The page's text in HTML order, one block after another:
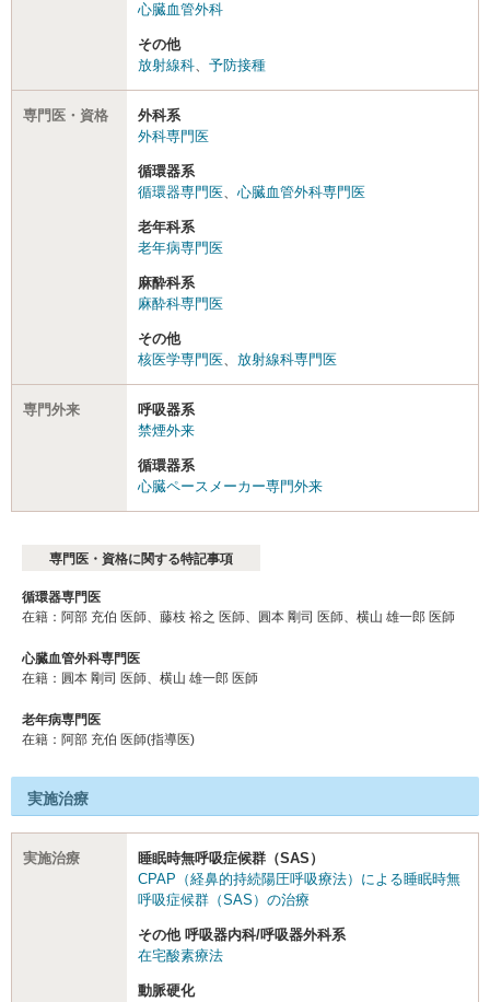
心臓血管外科
その他
放射線科、 予防接種
専門医・資格
外科系
外科専門医
循環器系
循環器専門医、 心臓血管外科専門医
老年科系
老年病専門医
麻酔科系
麻酔科専門医
その他
核医学専門医、 放射線科専門医
専門外来
呼吸器系
禁煙外来
循環器系
心臓ペースメーカー専門外来
専門医・資格に関する特記事項
循環器専門医
在籍：阿部 充伯 医師、藤枝 裕之 医師、圓本 剛司 医師、横山 雄一郎 医師
心臓血管外科専門医
在籍：圓本 剛司 医師、横山 雄一郎 医師
老年病専門医
在籍：阿部 充伯 医師(指導医)
実施治療
実施治療
睡眠時無呼吸症候群（SAS）
CPAP（経鼻的持続陽圧呼吸療法）による睡眠時無
呼吸症候群（SAS）の治療
その他 呼吸器内科/呼吸器外科系
在宅酸素療法
動脈硬化